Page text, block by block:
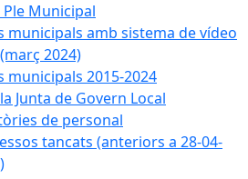
Municipal
municipals amb sistema de vídeo
2024)
municipals 2015-2024
Junta de Govern Local
de personal
tancats (anteriors a 28-04-